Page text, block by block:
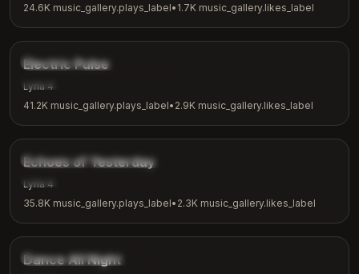
24.6K music_gallery.plays_label• 1.7K music_gallery.likes_label
music_gallery.tags.electronic
Electric Pulse
Lyria 4
41.2K music_gallery.plays_label• 2.9K music_gallery.likes_label
music_gallery.tags.nostalgic
Echoes of Yesterday
Lyria 4
35.8K music_gallery.plays_label• 2.3K music_gallery.likes_label
music_gallery.tags.dance
Dance All Night